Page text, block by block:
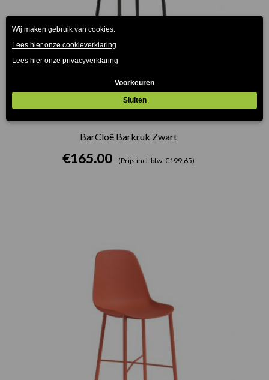
BarCloë Barkruk Zwart
€165.00 (Prijs incl. btw: €199,65)